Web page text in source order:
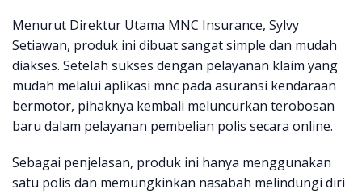
Menurut Direktur Utama MNC Insurance, Sylvy
Setiawan, produk ini dibuat sangat simple dan mudah
diakses. Setelah sukses dengan pelayanan klaim yang
mudah melalui aplikasi mnc pada asuransi kendaraan
bermotor, pihaknya kembali meluncurkan terobosan
baru dalam pelayanan pembelian polis secara online.
Sebagai penjelasan, produk ini hanya menggunakan
satu polis dan memungkinkan nasabah melindungi diri